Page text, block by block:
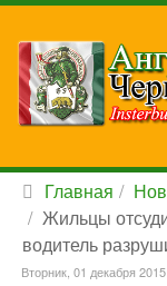
Главная
Жильцы
водитель
Вторник, 01 декабря